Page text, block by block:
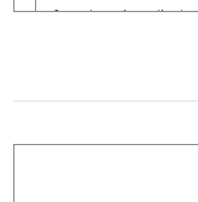
favorite. The